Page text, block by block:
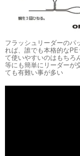
フラッシュリーダーのパ
れば、誰でも本格的な
て使いやすいのはもちろ
等にも簡単にリーダーが
ても有難い事が多い